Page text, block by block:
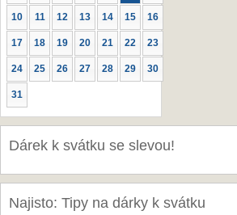
10 11 12 13 14 15 16
17 18 19 20 21 22 23
24 25 26 27 28 29 30
31
Dárek k svátku se slevou!
Najisto: Tipy na dárky k svátku